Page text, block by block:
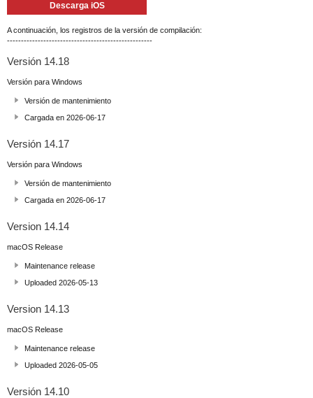
Descarga iOS
A continuación, los registros de la versión de compilación:
----------------------------------------------------
Versión 14.18
Versión para Windows
Versión de mantenimiento
Cargada en 2026-06-17
Versión 14.17
Versión para Windows
Versión de mantenimiento
Cargada en 2026-06-17
Version 14.14
macOS Release
Maintenance release
Uploaded 2026-05-13
Version 14.13
macOS Release
Maintenance release
Uploaded 2026-05-05
Versión 14.10